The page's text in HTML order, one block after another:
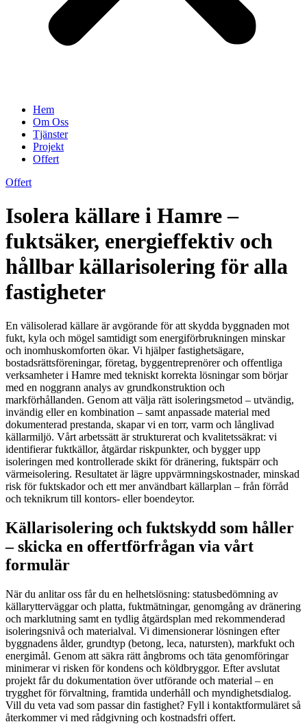
Hem
Om Oss
Tjänster
Projekt
Offert
Offert
Isolera källare i Hamre –
fuktsäker, energieffektiv och
hållbar källarisolering för alla
fastigheter
En välisolerad källare är avgörande för att skydda byggnaden mot
fukt, kyla och mögel samtidigt som energiförbrukningen minskar
och inomhuskomforten ökar. Vi hjälper fastighetsägare,
bostadsrättsföreningar, företag, byggentreprenörer och offentliga
verksamheter i Hamre med tekniskt korrekta lösningar som börjar
med en noggrann analys av grundkonstruktion och
markförhållanden. Genom att välja rätt isoleringsmetod – utvändig,
invändig eller en kombination – samt anpassade material med
dokumenterad prestanda, skapar vi en torr, varm och långlivad
källarmiljö. Vårt arbetssätt är strukturerat och kvalitetssäkrat: vi
identifierar fuktkällor, åtgärdar riskpunkter, och bygger upp
isoleringen med kontrollerade skikt för dränering, fuktspärr och
värmeisolering. Resultatet är lägre uppvärmningskostnader, minskad
risk för fuktskador och ett mer användbart källarplan – från förråd
och teknikrum till kontors- eller boendeytor.
Källarisolering och fuktskydd som håller
– skicka en offertförfrågan via vårt
formulär
När du anlitar oss får du en helhetslösning: statusbedömning av
källarytterväggar och platta, fuktmätningar, genomgång av dränering
och marklutning samt en tydlig åtgärdsplan med rekommenderad
isoleringsnivå och materialval. Vi dimensionerar lösningen efter
byggnadens ålder, grundtyp (betong, leca, natursten), markfukt och
energimål. Genom att säkra rätt ångbroms och täta genomföringar
minimerar vi risken för kondens och köldbryggor. Efter avslutat
projekt får du dokumentation över utförande och material – en
trygghet för förvaltning, framtida underhåll och myndighetsdialog.
Vill du veta vad som passar din fastighet? Fyll i kontaktformuläret så
återkommer vi med rådgivning och kostnadsfri offert.